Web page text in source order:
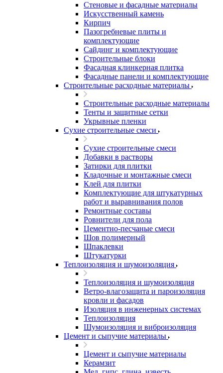
Стеновые и фасадные материалы
Искусственный камень
Кирпич
Пазогребневые плиты и
комплектующие
Сайдинг и комплектующие
Строительные блоки
Фасадная клинкерная плитка
Фасадные панели и комплектующие
Строительные расходные материалы
Строительные расходные материалы
Тенты и защитные сетки
Укрывные пленки
Сухие строительные смеси
Сухие строительные смеси
Добавки в растворы
Затирки для плитки
Кладочные и монтажные смеси
Клей для плитки
Комплектующие для штукатурных
работ и выравнивания полов
Ремонтные составы
Ровнители для пола
Цементно-песчаные смеси
Шов полимерный
Шпаклевки
Штукатурки
Теплоизоляция и шумоизоляция
Теплоизоляция и шумоизоляция
Ветро-влагозащита и пароизоляция
кровли и фасадов
Изоляция в инженерных системах
Теплоизоляция
Шумоизоляция и виброизоляция
Цемент и сыпучие материалы
Цемент и сыпучие материалы
Керамзит